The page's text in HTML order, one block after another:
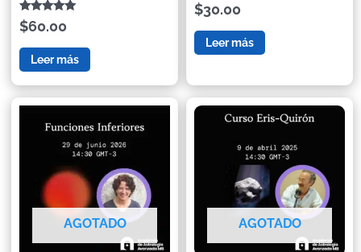
Valorado con
5.00
$60.00
Leer más
$30.00
Leer más
AGOTADO AGOTADO